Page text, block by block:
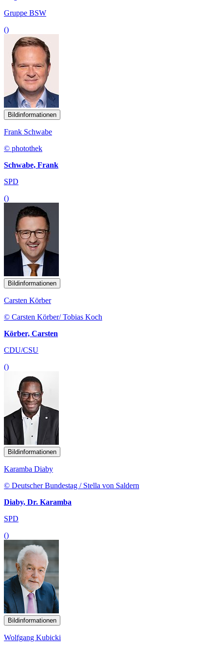
Gruppe BSW
()
Bildinformationen
Frank Schwabe
© photothek
Schwabe, Frank
SPD
()
Bildinformationen
Carsten Körber
© Carsten Körber/ Tobias Koch
Körber, Carsten
CDU/CSU
()
Bildinformationen
Karamba Diaby
© Deutscher Bundestag / Stella von Saldern
Diaby, Dr. Karamba
SPD
()
Bildinformationen
Wolfgang Kubicki